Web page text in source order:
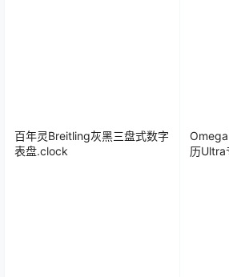
百年灵Breitling灰黑三盘式数字
表盘.clock
历Ultra